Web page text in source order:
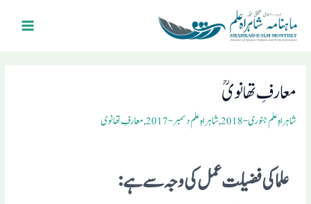
content
معارفِ تھانویؒ
شاہراہِ علم جنوری- 2018 ,شاہراہِ علم دسمبر- 2017 ,معارفِ تھانوی
علما کی فضیلت عمل کی وجہ سے ہے :